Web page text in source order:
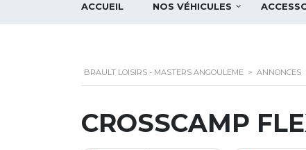
ACCUEIL NOS VÉHICULES
BRAULT LOISIRS - MASTERS ANGOULEME > ANNONCES
CROSSCAMP